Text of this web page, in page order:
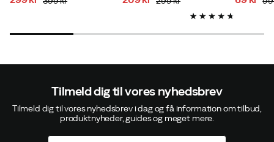
Tilmeld dig til vores nyhedsbrev
Tilmeld dig til vores nyhedsbrev i dag og få information om tilbud,
produktnyheder, guides og meget mere.